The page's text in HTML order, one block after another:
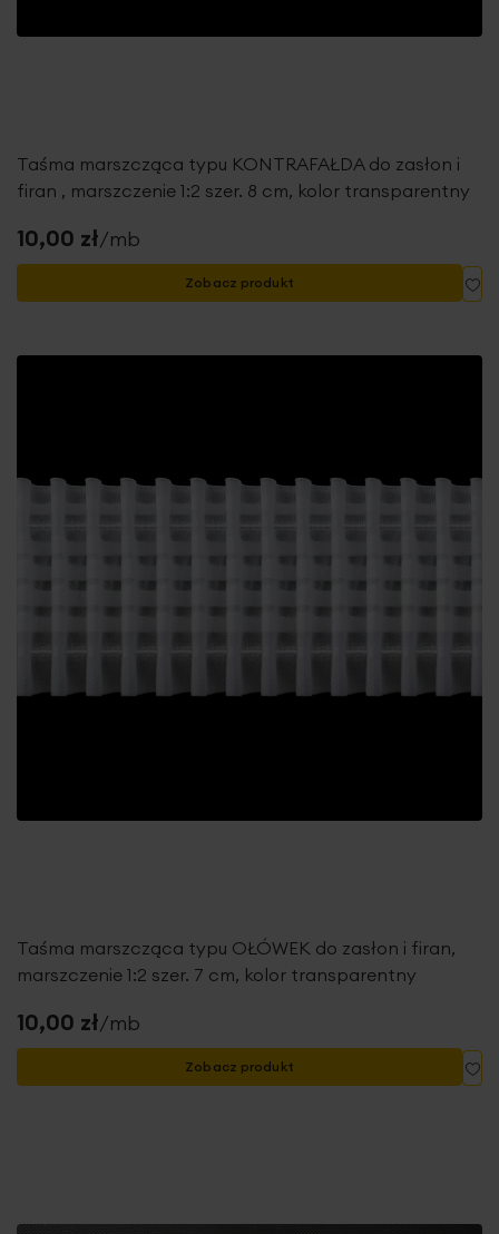
Taśma marszcząca typu KONTRAFAŁDA do zasłon i
firan , marszczenie 1:2 szer. 8 cm, kolor transparentny
10,00 zł/mb
Zobacz produkt
Taśma marszcząca typu OŁÓWEK do zasłon i firan,
marszczenie 1:2 szer. 7 cm, kolor transparentny
10,00 zł/mb
Zobacz produkt